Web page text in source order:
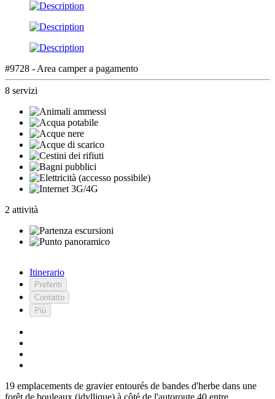
#9728 - Area camper a pagamento
8 servizi
2 attività
Itinerario
Preferiti
Contatto
Più
19 emplacements de gravier entourés de bandes d'herbe dans une
forêt de bouleaux (idyllique) à côté de l'autoroute 40 entre